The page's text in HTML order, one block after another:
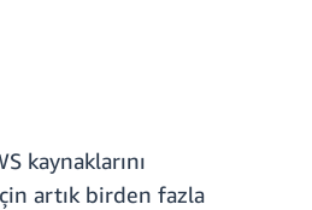
kaynaklarını
artık birden fazla